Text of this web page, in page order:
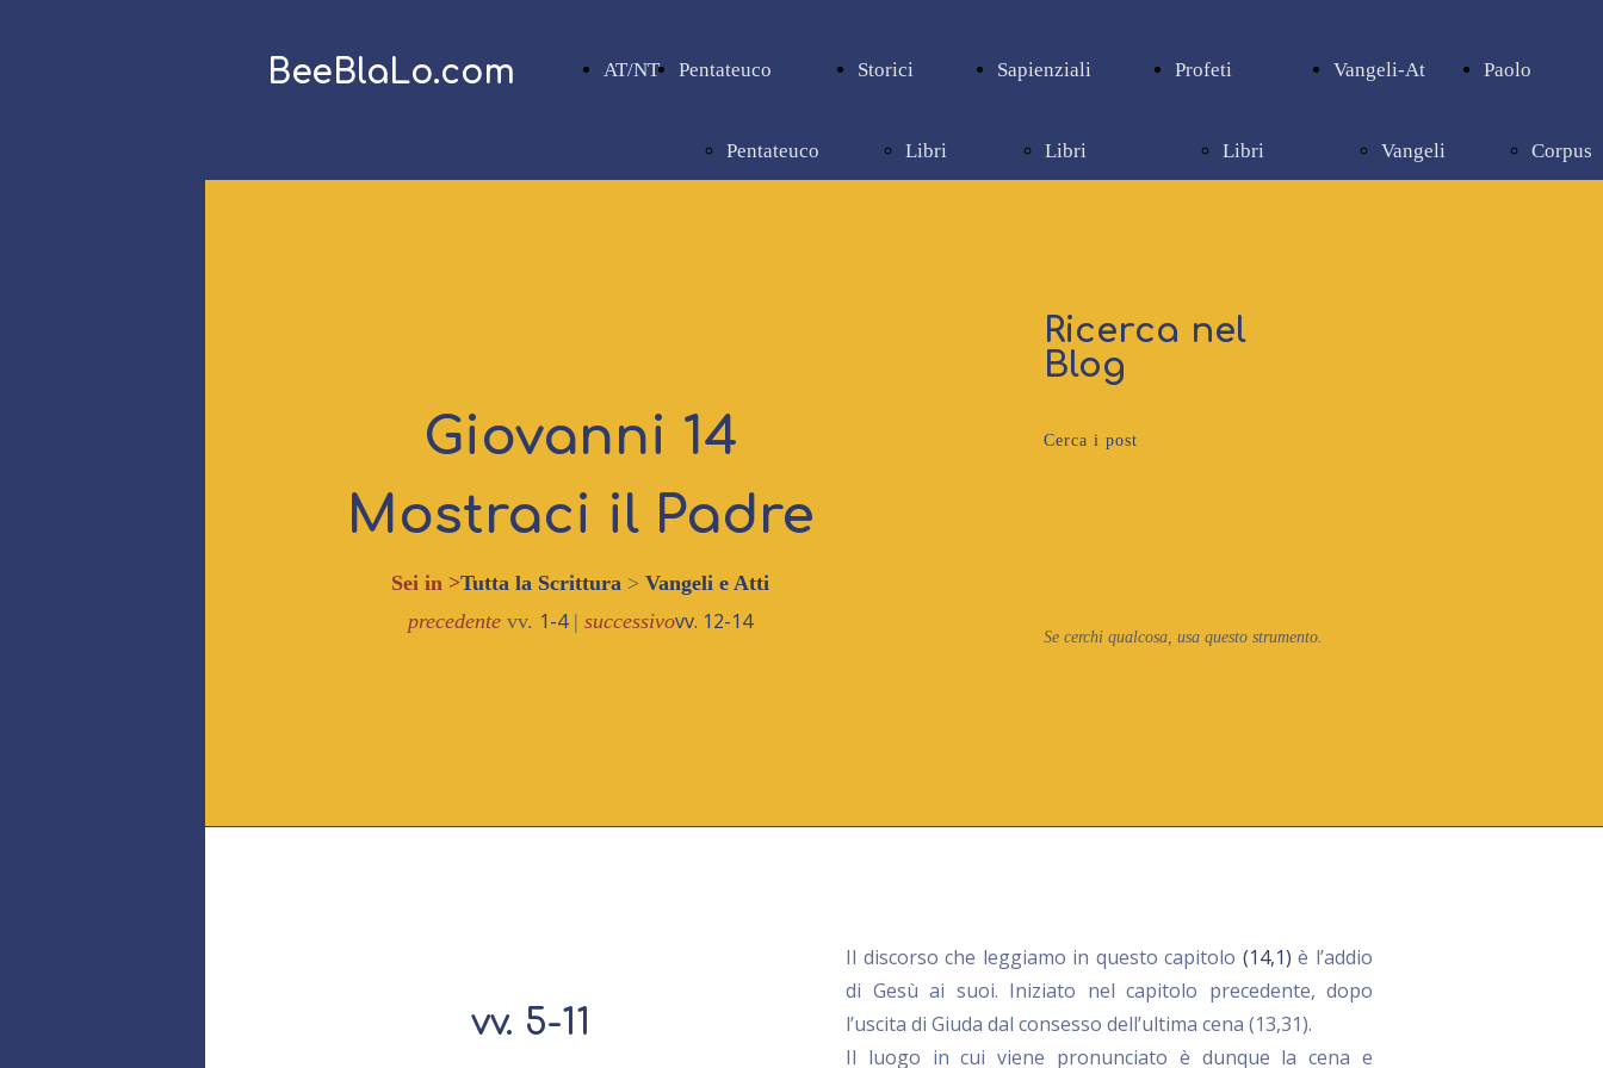
AT/NT Pentateuco
Pentateuco
Storici
Libri
Sapienziali
Libri
Profeti
Libri
Vangeli-At
Vangeli
Paolo
Corpus
BeeBlaLo.com
Ricerca nel
Blog
Giovanni 14
Mostraci il Padre
Cerca i post
Sei in >Tutta la Scrittura > Vangeli e Atti
precedente vv. 1-4| successivovv. 12-14
Se cerchi qualcosa, usa questo strumento.
Il discorso che leggiamo in questo capitolo (14,1) è l’addio
di Gesù ai suoi. Iniziato nel capitolo precedente, dopo
l’uscita di Giuda dal consesso dell’ultima cena (13,31).
Il luogo in cui viene pronunciato è dunque la cena e
vv. 5-11